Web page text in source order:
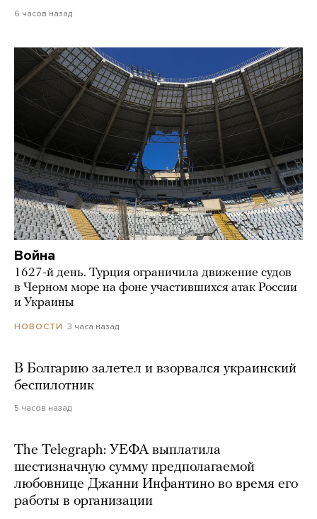
6 часов назад
Война
1627-й день. Турция ограничила движение судов
в Черном море на фоне участившихся атак России
и Украины
НОВОСТИ 3 часа назад
В Болгарию залетел и взорвался украинский
беспилотник
5 часов назад
The Telegraph: УЕФА выплатила
шестизначную сумму предполагаемой
любовнице Джанни Инфантино во время его
работы в организации